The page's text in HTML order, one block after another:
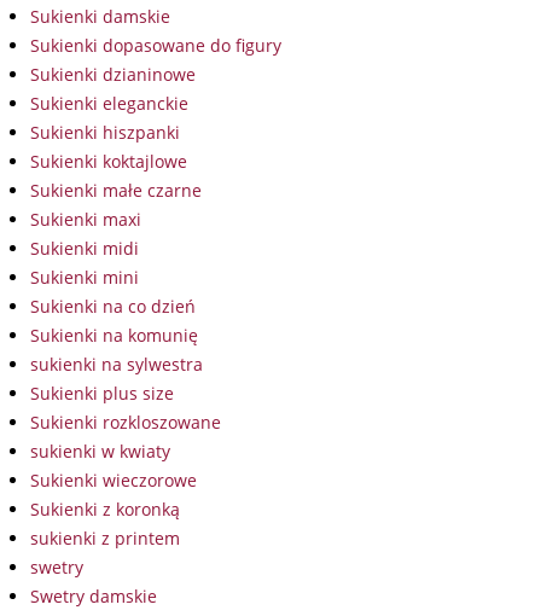
Sukienki damskie
Sukienki dopasowane do figury
Sukienki dzianinowe
Sukienki eleganckie
Sukienki hiszpanki
Sukienki koktajlowe
Sukienki małe czarne
Sukienki maxi
Sukienki midi
Sukienki mini
Sukienki na co dzień
Sukienki na komunię
sukienki na sylwestra
Sukienki plus size
Sukienki rozkloszowane
sukienki w kwiaty
Sukienki wieczorowe
Sukienki z koronką
sukienki z printem
swetry
Swetry damskie